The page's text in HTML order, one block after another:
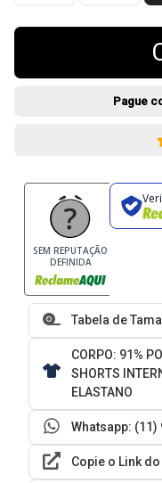
Pague
SEM REPUTAÇÃO
DEFINIDA
Tabela de
CORPO: 91%
SHORTS
ELASTANO
Whatsapp: (11)
Copie o Link